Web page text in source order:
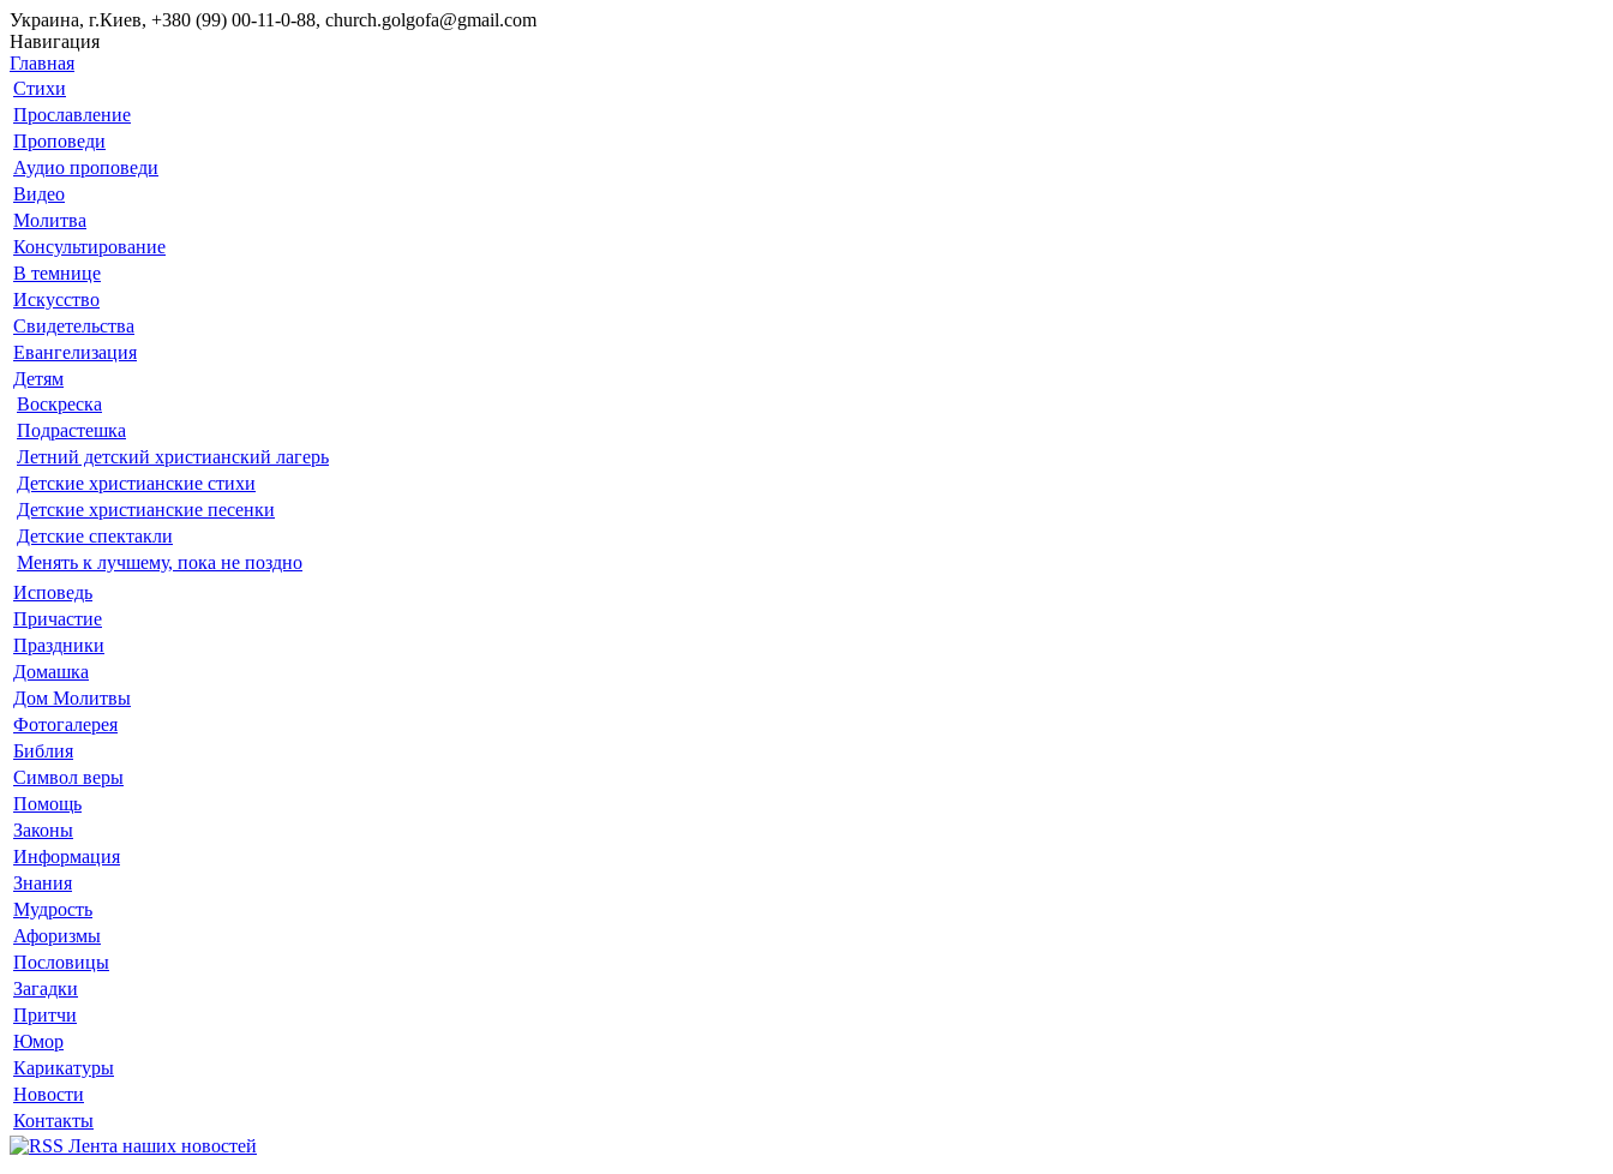
Украина, г.Киев, +380 (99) 00-11-0-88, church.golgofa@gmail.com
Навигация
Главная
Стихи
Прославление
Проповеди
Аудио проповеди
Видео
Молитва
Консультирование
В темнице
Искусство
Свидетельства
Евангелизация
Детям
Воскреска
Подрастешка
Летний детский христианский лагерь
Детские христианские стихи
Детские христианские песенки
Детские спектакли
Менять к лучшему, пока не поздно
Исповедь
Причастие
Праздники
Домашка
Дом Молитвы
Фотогалерея
Библия
Символ веры
Помощь
Законы
Информация
Знания
Мудрость
Афоризмы
Пословицы
Загадки
Притчи
Юмор
Карикатуры
Новости
Контакты
Лента наших новостей